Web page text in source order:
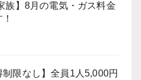
族】8月の電気・ガス料金
制限なし】全員1人5,000円